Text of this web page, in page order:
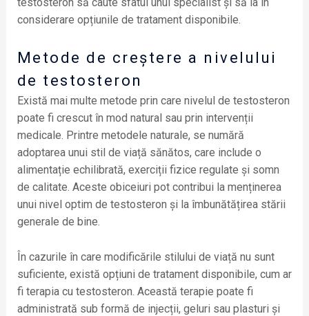
testosteron să caute sfatul unui specialist și să ia în
considerare opțiunile de tratament disponibile.
Metode de creștere a nivelului
de testosteron
Există mai multe metode prin care nivelul de testosteron
poate fi crescut în mod natural sau prin intervenții
medicale. Printre metodele naturale, se numără
adoptarea unui stil de viață sănătos, care include o
alimentație echilibrată, exerciții fizice regulate și somn
de calitate. Aceste obiceiuri pot contribui la menținerea
unui nivel optim de testosteron și la îmbunătățirea stării
generale de bine.
În cazurile în care modificările stilului de viață nu sunt
suficiente, există opțiuni de tratament disponibile, cum ar
fi terapia cu testosteron. Această terapie poate fi
administrată sub formă de injecții, geluri sau plasturi și